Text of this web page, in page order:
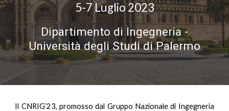
5-7 Luglio 2023
Dipartimento di Ingegneria -
Università degli Studi di Palermo
Il CNRIG’23, promosso dal Gruppo Nazionale di Ingegneria